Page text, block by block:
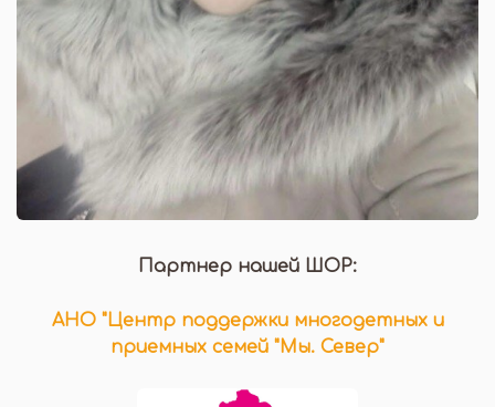
Партнер нашей ШОР:
АНО "Центр поддержки многодетных и
приемных семей "Мы. Север"